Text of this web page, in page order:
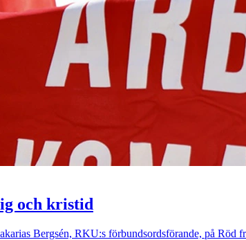
och kristid
Bergsén, RKU:s förbundsordsförande, på Röd